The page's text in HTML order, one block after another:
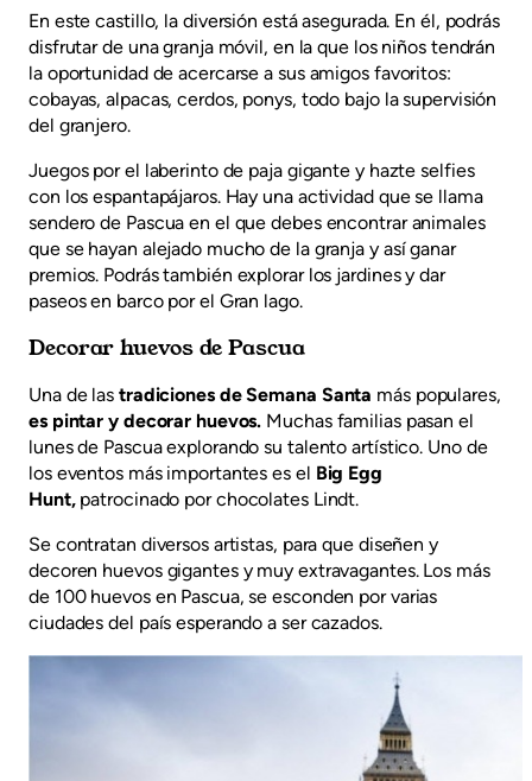
En este castillo, la diversión está asegurada. En él, podrás
disfrutar de una granja móvil, en la que los niños tendrán
la oportunidad de acercarse a sus amigos favoritos:
cobayas, alpacas, cerdos, ponys, todo bajo la supervisión
del granjero.
Juegos por el laberinto de paja gigante y hazte selfies
con los espantapájaros. Hay una actividad que se llama
sendero de Pascua en el que debes encontrar animales
que se hayan alejado mucho de la granja y así ganar
premios. Podrás también explorar los jardines y dar
paseos en barco por el Gran lago.
Decorar huevos de Pascua
Una de las tradiciones de Semana Santa más populares,
es pintar y decorar huevos. Muchas familias pasan el
lunes de Pascua explorando su talento artístico. Uno de
los eventos más importantes es el Big Egg
Hunt, patrocinado por chocolates Lindt.
Se contratan diversos artistas, para que diseñen y
decoren huevos gigantes y muy extravagantes. Los más
de 100 huevos en Pascua, se esconden por varias
ciudades del país esperando a ser cazados.